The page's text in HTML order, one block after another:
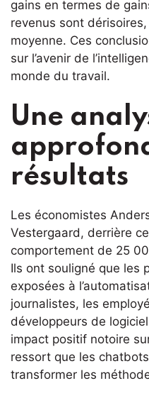
gains en termes de
revenus sont
moyenne. Ces
sur l’avenir de
monde du travail.
Une
résultats
Les économistes
Vestergaard, derrière
comportement de 25
Ils ont souligné que les
exposées à
journalistes, les
développeurs de
impact positif notoire
ressort que les
transformer les